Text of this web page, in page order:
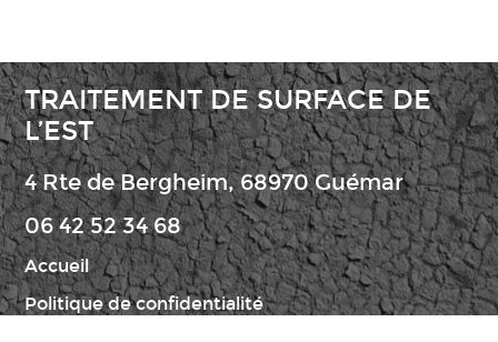
TRAITEMENT DE SURFACE DE
L’EST
4 Rte de Bergheim, 68970 Guémar
06 42 52 34 68
Accueil
Politique de confidentialité